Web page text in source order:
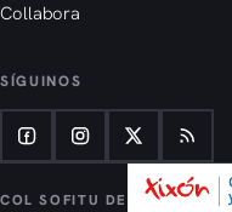
Collabora
SÍGUINOS
COL SOFITU DE